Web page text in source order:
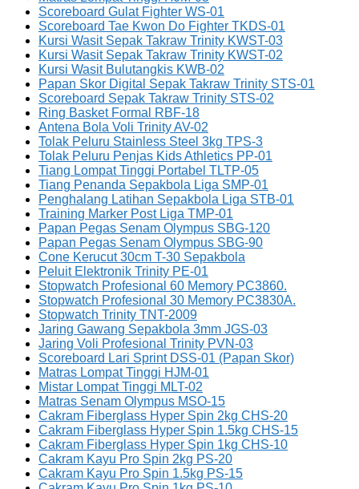
Scoreboard Gulat Fighter WS-01
Scoreboard Tae Kwon Do Fighter TKDS-01
Kursi Wasit Sepak Takraw Trinity KWST-03
Kursi Wasit Sepak Takraw Trinity KWST-02
Kursi Wasit Bulutangkis KWB-02
Papan Skor Digital Sepak Takraw Trinity STS-01
Scoreboard Sepak Takraw Trinity STS-02
Ring Basket Formal RBF-18
Antena Bola Voli Trinity AV-02
Tolak Peluru Stainless Steel 3kg TPS-3
Tolak Peluru Penjas Kids Athletics PP-01
Tiang Lompat Tinggi Portabel TLTP-05
Tiang Penanda Sepakbola Liga SMP-01
Penghalang Latihan Sepakbola Liga STB-01
Training Marker Post Liga TMP-01
Papan Pegas Senam Olympus SBG-120
Papan Pegas Senam Olympus SBG-90
Cone Kerucut 30cm T-30 Sepakbola
Peluit Elektronik Trinity PE-01
Stopwatch Profesional 60 Memory PC3860.
Stopwatch Profesional 30 Memory PC3830A.
Stopwatch Trinity TNT-2009
Jaring Gawang Sepakbola 3mm JGS-03
Jaring Voli Profesional Trinity PVN-03
Scoreboard Lari Sprint DSS-01 (Papan Skor)
Matras Lompat Tinggi HJM-01
Mistar Lompat Tinggi MLT-02
Matras Senam Olympus MSO-15
Cakram Fiberglass Hyper Spin 2kg CHS-20
Cakram Fiberglass Hyper Spin 1.5kg CHS-15
Cakram Fiberglass Hyper Spin 1kg CHS-10
Cakram Kayu Pro Spin 2kg PS-20
Cakram Kayu Pro Spin 1.5kg PS-15